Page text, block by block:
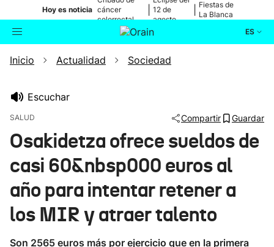
Hoy es noticia cáncer
colorrectal
12 de
agosto
Fiestas de
La Blanca
ES
Buscador Actualidad
Ikusmiran
Eguraldia
Inicio Actualidad Sociedad
Escuchar
SALUD Compartir Guardar
Osakidetza ofrece sueldos de
casi 60&nbsp000 euros al
año para intentar retener a
los MIR y atraer talento
Son 2565 euros más por ejercicio que en la primera